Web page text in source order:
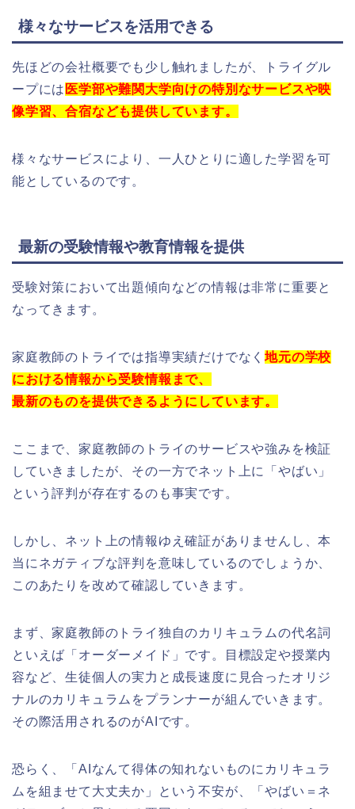
様々なサービスを活用できる
先ほどの会社概要でも少し触れましたが、トライグル
ープには 医学部や難関大学向けの特別なサービスや映
像学習、合宿なども提供しています。
様々なサービスにより、一人ひとりに適した学習を可
能としているのです。
最新の受験情報や教育情報を提供
受験対策において出題傾向などの情報は非常に重要と
なってきます。
家庭教師のトライでは指導実績だけでなく地元の学校
における情報から受験情報まで、
最新のものを提供できるようにしています。
ここまで、家庭教師のトライのサービスや強みを検証
していきましたが、その一方でネット上に「やばい」
という評判が存在するのも事実です。
しかし、ネット上の情報ゆえ確証がありませんし、本
当にネガティブな評判を意味しているのでしょうか、
このあたりを改めて確認していきます。
まず、家庭教師のトライ独自のカリキュラムの代名詞
といえば「オーダーメイド」です。目標設定や授業内
容など、生徒個人の実力と成長速度に見合ったオリジ
ナルのカリキュラムをプランナーが組んでいきます。
その際活用されるのがAIです。
恐らく、「AIなんて得体の知れないものにカリキュラ
ムを組ませて大丈夫か」という不安が、「やばい＝ネ